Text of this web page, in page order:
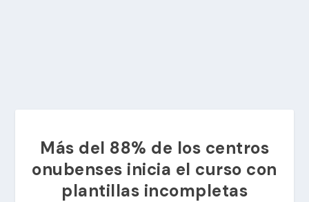
Más del 88% de los centros
onubenses inicia el curso con
plantillas incompletas